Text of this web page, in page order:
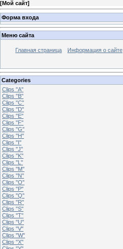
[Мой сайт]
Форма входа
Меню сайта
Главная страница Информация о сайте
Categories
Clips "A"
Clips "B"
Clips "C"
Clips "D"
Clips "E"
Clips "F"
Clips "G"
Clips "H"
Clips "I"
Clips "J"
Clips "K"
Clips "L"
Clips "M"
Clips "N"
Clips "O"
Clips "P"
Clips "Q"
Clips "R"
Clips "S"
Clips "T"
Clips "U"
Clips "V"
Clips "W"
Clips "X"